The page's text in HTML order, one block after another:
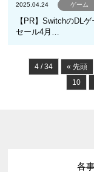
2025.04.24 ゲーム
【PR】SwitchのDL
セール4月…
4 / 34 « 先頭
10
各